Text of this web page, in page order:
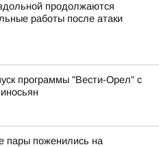
продолжаются
работы после атаки
программы "Вести-Орел" с
пары поженились на